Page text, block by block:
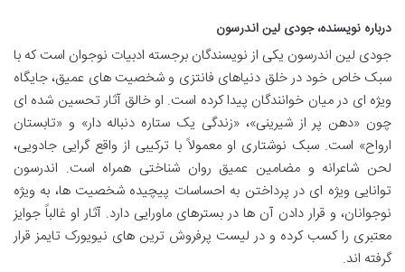
درباره نویسنده، جودی لین اندرسون
جودی لین اندرسون یکی از نویسندگان برجسته ادبیات نوجوان است که با
سبک خاص خود در خلق دنیاهای فانتزی و شخصیت های عمیق، جایگاه
ویژه ای در میان خوانندگان پیدا کرده است. او خالق آثار تحسین شده ای
چون «دهن پر از شیرینی»، «زندگی یک ستاره دنباله دار» و «تابستان
ارواح» است. سبک نوشتاری او معمولاً با ترکیبی از واقع گرایی جادویی،
لحن شاعرانه و مضامین عمیق روان شناختی همراه است. اندرسون
توانایی ویژه ای در پرداختن به احساسات پیچیده شخصیت ها، به ویژه
نوجوانان، و قرار دادن آن ها در بسترهای ماورایی دارد. آثار او غالباً جوایز
معتبری را کسب کرده و در لیست پرفروش ترین های نیویورک تایمز قرار
گرفته اند.